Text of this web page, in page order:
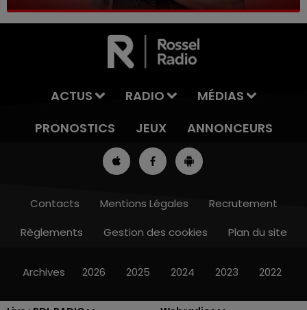
13h00 - 16h00
ACTUS RADIO
MÉDIAS
PRONOSTICS
JEUX ANNONCEURS
Contacts Mentions Légales
Recrutement
Règlements
Gestion des cookies Plan du site
Archives 2026 2025 2024 2023 2022